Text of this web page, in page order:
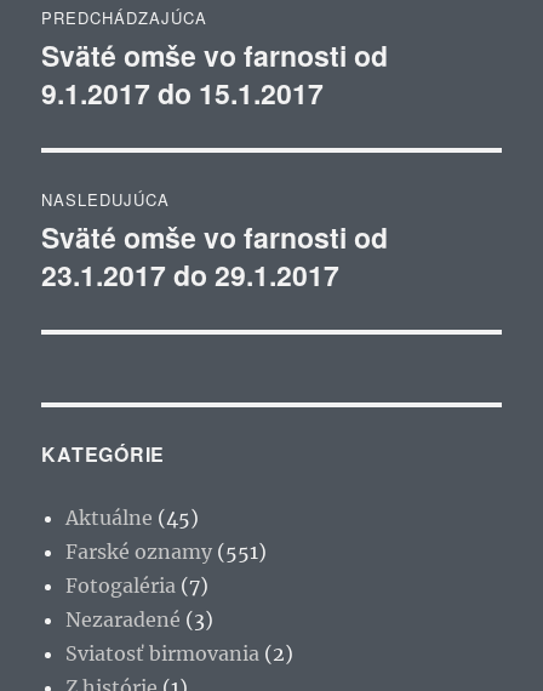
v
článku
PREDCHÁDZAJÚCA
Predchádzajúci
článok:
Sväté omše vo farnosti od
9.1.2017 do 15.1.2017
NASLEDUJÚCA
Ďalší
článok:
Sväté omše vo farnosti od
23.1.2017 do 29.1.2017
KATEGÓRIE
Aktuálne (45)
Farské oznamy (551)
Fotogaléria (7)
Nezaradené (3)
Sviatosť birmovania (2)